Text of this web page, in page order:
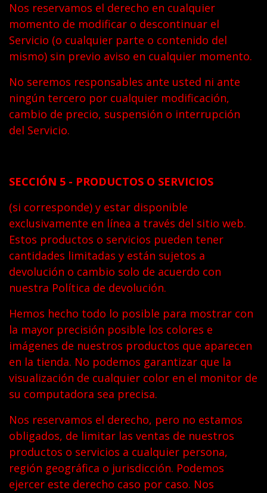
Nos reservamos el derecho en cualquier
momento de modificar o descontinuar el
Servicio (o cualquier parte o contenido del
mismo) sin previo aviso en cualquier momento.
No seremos responsables ante usted ni ante
ningún tercero por cualquier modificación,
cambio de precio, suspensión o interrupción
del Servicio.
SECCIÓN 5 - PRODUCTOS O SERVICIOS
(si corresponde) y estar disponible
exclusivamente en línea a través del sitio web.
Estos productos o servicios pueden tener
cantidades limitadas y están sujetos a
devolución o cambio solo de acuerdo con
nuestra Política de devolución.
Hemos hecho todo lo posible para mostrar con
la mayor precisión posible los colores e
imágenes de nuestros productos que aparecen
en la tienda. No podemos garantizar que la
visualización de cualquier color en el monitor de
su computadora sea precisa.
Nos reservamos el derecho, pero no estamos
obligados, de limitar las ventas de nuestros
productos o servicios a cualquier persona,
región geográfica o jurisdicción. Podemos
ejercer este derecho caso por caso. Nos